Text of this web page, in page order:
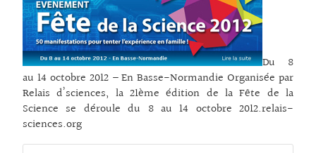
Du 8
au 14 octobre 2012 – En Basse-Normandie Organisée par
Relais d’sciences, la 21ème édition de la Fête de la
Science se déroule du 8 au 14 octobre 2012.relais-
sciences.org